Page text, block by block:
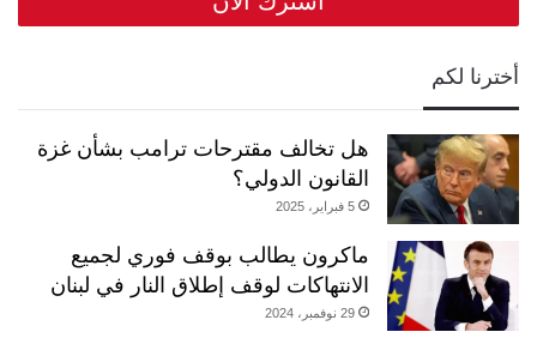
أخترنا لكم
هل تخالف مقترحات ترامب بشأن غزة
القانون الدولي؟
5 فبراير، 2025
ماكرون يطالب بوقف فوري لجميع
الانتهاكات لوقف إطلاق النار في لبنان
29 نوفمبر، 2024